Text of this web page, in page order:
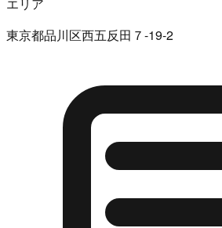
東京都品川区西五反田７-19-2